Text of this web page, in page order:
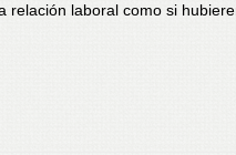
relación laboral como si